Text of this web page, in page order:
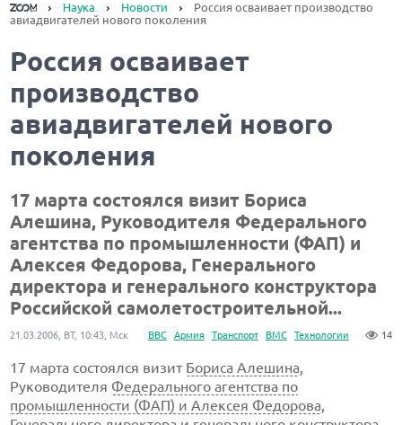
Наука Новости
Россия осваивает производство
авиадвигателей нового поколения
Россия осваивает
производство
авиадвигателей нового
поколения
17 марта состоялся визит Бориса
Алешина, Руководителя Федерального
агентства по промышленности (ФАП) и
Алексея Федорова, Генерального
директора и генерального конструктора
Российской самолетостроительной...
ВВС Армия Транспорт ВМС Технологии 14
21.03.2006, ВТ, 10:43, Мск
17 марта состоялся визит Бориса Алешина,
Руководителя Федерального агентства по
промышленности (ФАП) и Алексея Федорова,